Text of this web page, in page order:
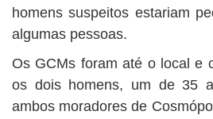
homens suspeitos estariam
algumas pessoas.
Os GCMs foram até o local e
os dois homens, um de 35
ambos moradores de